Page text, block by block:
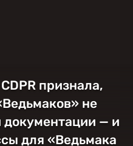
признала,
не
документации — и
для «Ведьмака